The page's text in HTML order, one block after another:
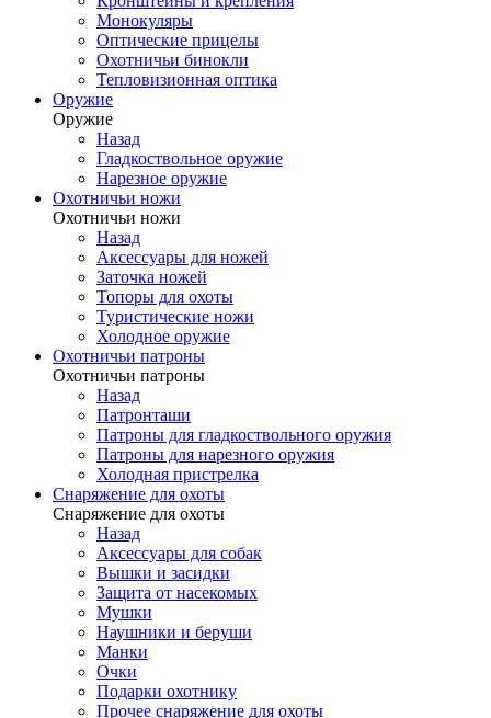
Монокуляры
Оптические прицелы
Охотничьи бинокли
Тепловизионная оптика
Оружие
Оружие
Назад
Гладкоствольное оружие
Нарезное оружие
Охотничьи ножи
Охотничьи ножи
Назад
Аксессуары для ножей
Заточка ножей
Топоры для охоты
Туристические ножи
Холодное оружие
Охотничьи патроны
Охотничьи патроны
Назад
Патронташи
Патроны для гладкоствольного оружия
Патроны для нарезного оружия
Холодная пристрелка
Снаряжение для охоты
Снаряжение для охоты
Назад
Аксессуары для собак
Вышки и засидки
Защита от насекомых
Мушки
Наушники и беруши
Манки
Очки
Подарки охотнику
Прочее снаряжение для охоты